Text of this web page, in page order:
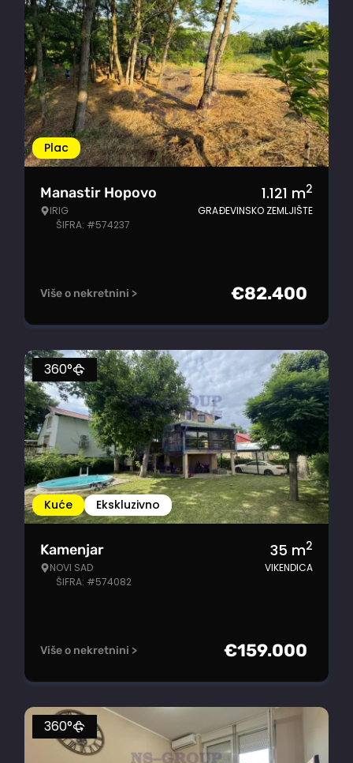
Plac
Manastir Hopovo
IRIG
ŠIFRA: #574237
1.121 m2
GRAĐEVINSKO ZEMLJIŠTE
Više o nekretnini > €82.400
Kuće Ekskluzivno
360°
Kamenjar
NOVI SAD
ŠIFRA: #574082
35 m2
VIKENDICA
Više o nekretnini > €159.000
360°